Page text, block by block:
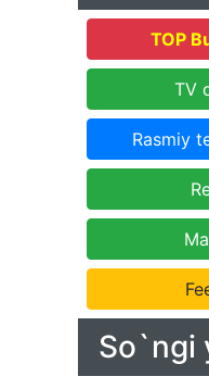
TOP
TV
Rasmiy
So`ngi